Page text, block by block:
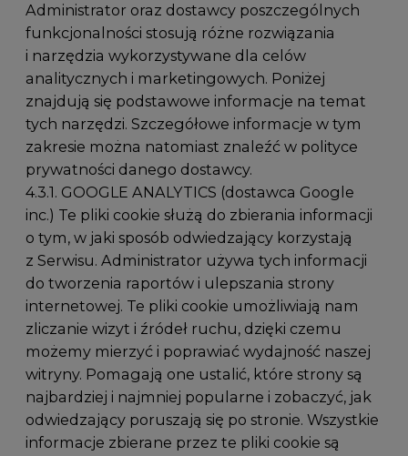
Administrator oraz dostawcy poszczególnych
funkcjonalności stosują różne rozwiązania
i narzędzia wykorzystywane dla celów
analitycznych i marketingowych. Poniżej
znajdują się podstawowe informacje na temat
tych narzędzi. Szczegółowe informacje w tym
zakresie można natomiast znaleźć w polityce
prywatności danego dostawcy.
4.3.1. GOOGLE ANALYTICS (dostawca Google
inc.) Te pliki cookie służą do zbierania informacji
o tym, w jaki sposób odwiedzający korzystają
z Serwisu. Administrator używa tych informacji
do tworzenia raportów i ulepszania strony
internetowej. Te pliki cookie umożliwiają nam
zliczanie wizyt i źródeł ruchu, dzięki czemu
możemy mierzyć i poprawiać wydajność naszej
witryny. Pomagają one ustalić, które strony są
najbardziej i najmniej popularne i zobaczyć, jak
odwiedzający poruszają się po stronie. Wszystkie
informacje zbierane przez te pliki cookie są